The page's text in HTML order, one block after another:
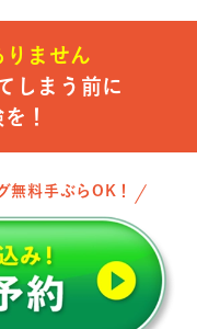
ません
しまう前に
！
無料手ぶらOK！